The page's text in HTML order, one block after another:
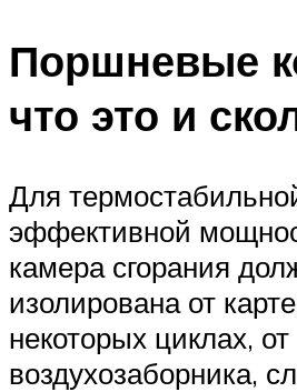
Поршневые
что это и
Для
эффективной
камера сгорания
изолирована от
некоторых циклах, от
воздухозаборника,